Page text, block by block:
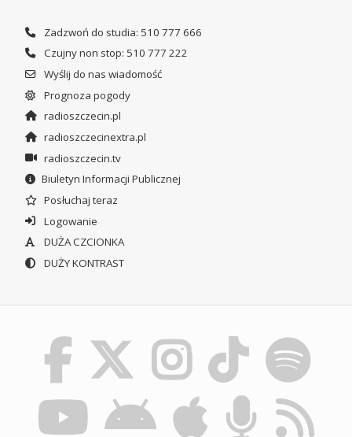
Zadzwoń do studia: 510 777 666
Czujny non stop: 510 777 222
Wyślij do nas wiadomość
Prognoza pogody
radioszczecin.pl
radioszczecinextra.pl
radioszczecin.tv
Biuletyn Informacji Publicznej
Posłuchaj teraz
Logowanie
DUŻA CZCIONKA
DUŻY KONTRAST